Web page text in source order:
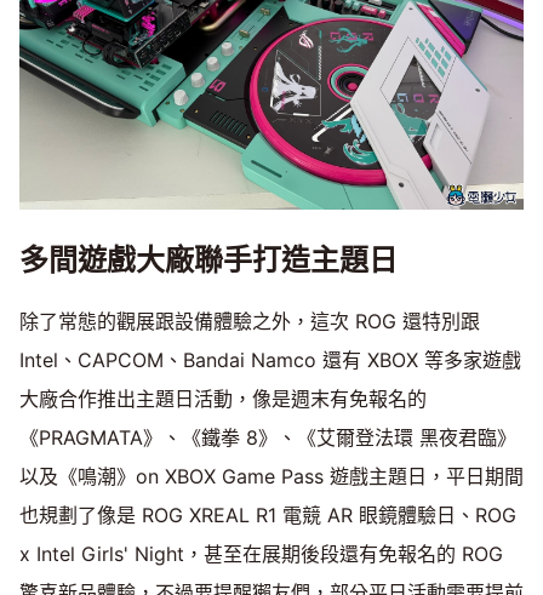
多間遊戲大廠聯手打造主題日
除了常態的觀展跟設備體驗之外，這次 ROG 還特別跟
Intel、CAPCOM、Bandai Namco 還有 XBOX 等多家遊戲
大廠合作推出主題日活動，像是週末有免報名的
《PRAGMATA》、《鐵拳 8》、《艾爾登法環 黑夜君臨》
以及《鳴潮》on XBOX Game Pass 遊戲主題日，平日期間
也規劃了像是 ROG XREAL R1 電競 AR 眼鏡體驗日、ROG
x Intel Girls' Night，甚至在展期後段還有免報名的 ROG